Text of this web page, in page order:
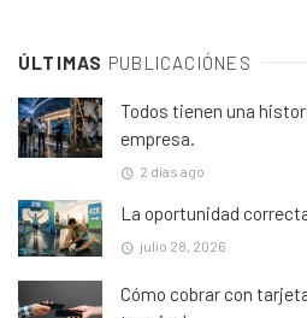
ÚLTIMAS PUBLICACIÓNES
Todos tienen una
empresa.
2 días ago
La oportunidad
julio 28, 2026
Cómo cobrar con